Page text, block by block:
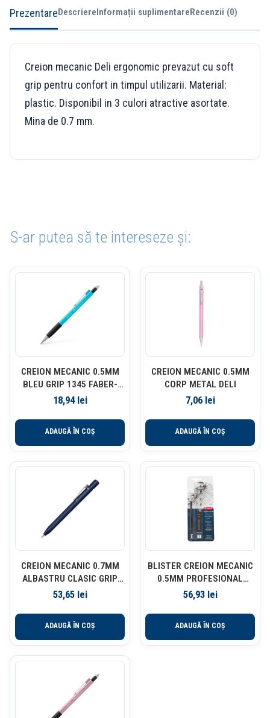
PrezentareDescriereInformații suplimentareRecenzii (0)
Creion mecanic Deli ergonomic prevazut cu soft
grip pentru confort in timpul utilizarii. Material:
plastic. Disponibil in 3 culori atractive asortate.
Mina de 0.7 mm.
S-ar putea să te intereseze și:
CREION MECANIC 0.5MM
BLEU GRIP 1345 FABER-
CASTELL
18,94 lei
ADAUGĂ ÎN COȘ
CREION MECANIC 0.5MM
CORP METAL DELI
7,06 lei
ADAUGĂ ÎN COȘ
CREION MECANIC 0.7MM
ALBASTRU CLASIC GRIP
2011 FABER-CASTELL
53,65 lei
ADAUGĂ ÎN COȘ
BLISTER CREION MECANIC
0.5MM PROFESIONAL
NEGRU +MINE + 2 RADIERE
56,93 lei
ADAUGĂ ÎN COȘ